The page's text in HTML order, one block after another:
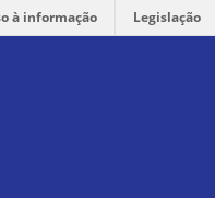
à informação Legislação